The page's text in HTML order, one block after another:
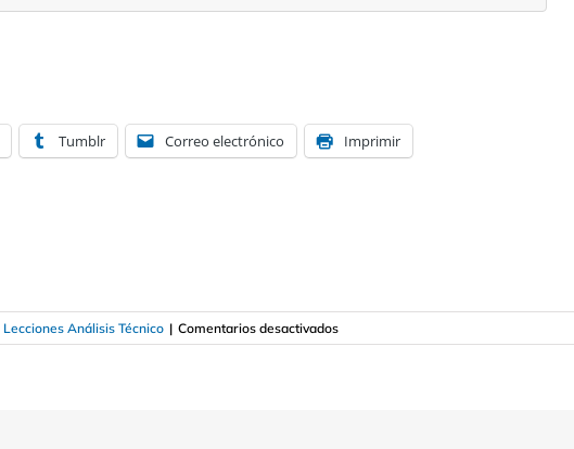
Tumblr Correo electrónico Imprimir
Lecciones Análisis Técnico | Comentarios desactivadosen
Qué